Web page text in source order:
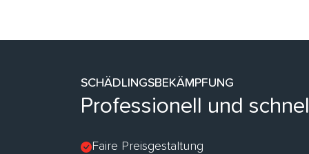
SCHÄDLINGSBEKÄMPFUNG
Professionell und
Faire Preisgestaltung